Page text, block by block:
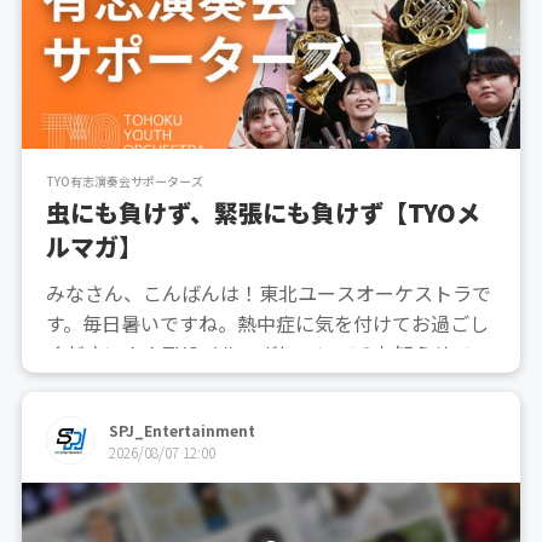
TYO有志演奏会サポーターズ
虫にも負けず、緊張にも負けず【TYOメ
ルマガ】
みなさん、こんばんは！東北ユースオーケストラで
す。毎日暑いですね。熱中症に気を付けてお過ごし
ください！！TYOメルマガについてのお知らせで
す！今週の筆者は、ホルンパートの奥山愛唯さんで
いうことなのでしょうか。ぜひメルマガで確認して
SPJ_Entertainment
2026/08/07 12:00